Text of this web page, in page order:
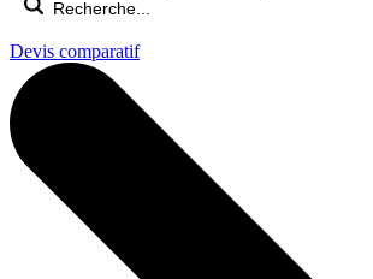
Devis comparatif